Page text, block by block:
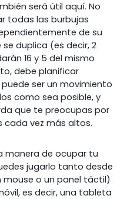
será útil aquí. No
todas las burbujas
de su
duplica (es decir, 2
16 y 5 del mismo
debe planificar
ser un movimiento
como sea posible, y
que te preocupas por
cada vez más altos.
manera de ocupar tu
jugarlo tanto desde
o un panel táctil)
es decir, una tableta